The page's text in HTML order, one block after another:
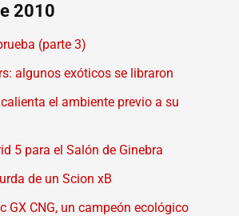
2010
(parte 3)
algunos exóticos se libraron
el ambiente previo a su
5 para el Salón de Ginebra
de un Scion xB
GX CNG, un campeón ecológico